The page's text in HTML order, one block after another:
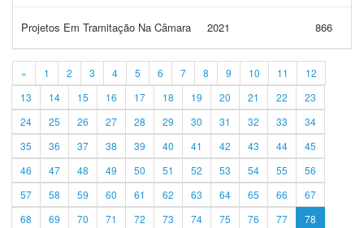
Projetos Em Tramitação Na Câmara 2021 866
« 1 2 3 4 5 6 7 8 9 10 11
12
13
14 15 16 17 18 19 20 21 22
23
24
25 26 27 28 29 30 31 32 33
34
35
36 37 38 39 40 41 42 43 44
45
46
47 48 49 50 51 52 53 54 55
56
57
58 59 60 61 62 63 64 65 66
67
68
69 70 71 72 73 74 75 76 77 78